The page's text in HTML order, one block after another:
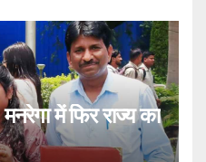
में फिर राज्य का